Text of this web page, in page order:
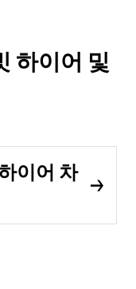
하이어 및
이어 차